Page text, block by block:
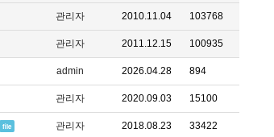
관리자 2010.11.04 103768
관리자 2011.12.15 100935
admin 2026.04.28 894
관리자 2020.09.03 15100
file 관리자 2018.08.23 33422